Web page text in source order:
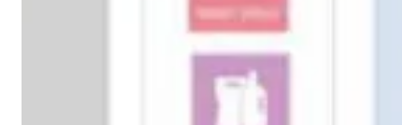
Forslag til ny affaldsordning er i høring og betyder at affald skal
Som led i den nationale klimaplan skal borgerne i Faaborg-Midtfyn
Kommune sortere flere typer af affald.